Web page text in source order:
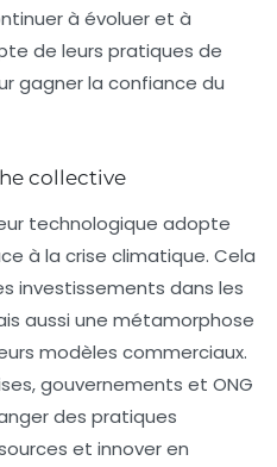
à évoluer et à
de leurs pratiques de
gagner la confiance du
collective
technologique adopte
à la crise climatique. Cela
investissements dans les
aussi une métamorphose
modèles commerciaux.
gouvernements et ONG
des pratiques
et innover en